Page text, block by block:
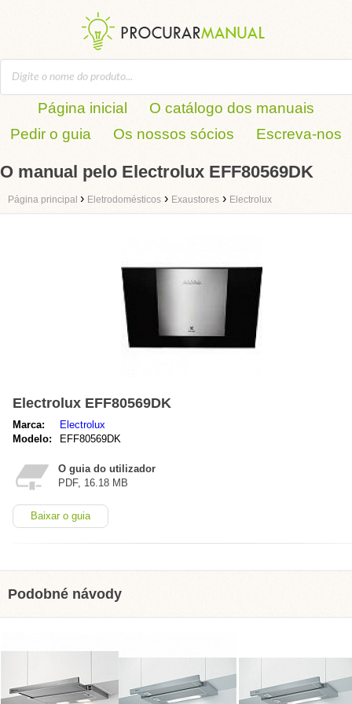
Página inicial
O catálogo dos manuais
Pedir o guia
Os nossos sócios Escreva-nos
O manual pelo Electrolux EFF80569DK
Página principal › Eletrodomésticos › Exaustores › Electrolux
Electrolux EFF80569DK
Marca:
Electrolux
Modelo:
EFF80569DK
O guia do utilizador
PDF, 16.18 MB
Baixar o guia
Podobné návody